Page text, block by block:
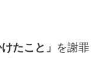
たこと」 を謝罪